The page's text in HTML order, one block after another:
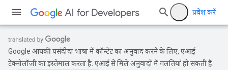
प्रवेश करें
Google आपकी पसंदीदा भाषा में कॉन्टेंट का अनुवाद करने के लिए, एआई
टेक्नोलॉजी का इस्तेमाल करता है. एआई से मिले अनुवादों में गलतियां हो सकती हैं.